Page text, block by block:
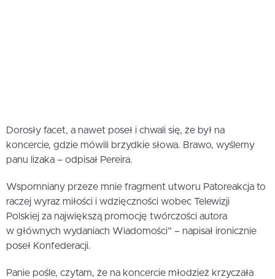
Dorosły facet, a nawet poseł i chwali się, że był na
koncercie, gdzie mówili brzydkie słowa. Brawo, wyślemy
panu lizaka – odpisał Pereira.
Wspomniany przeze mnie fragment utworu Patoreakcja to
raczej wyraz miłości i wdzięczności wobec Telewizji
Polskiej za największą promocję twórczości autora
w głównych wydaniach Wiadomości” – napisał ironicznie
poseł Konfederacji.
Panie pośle, czytam, że na koncercie młodzież krzyczała